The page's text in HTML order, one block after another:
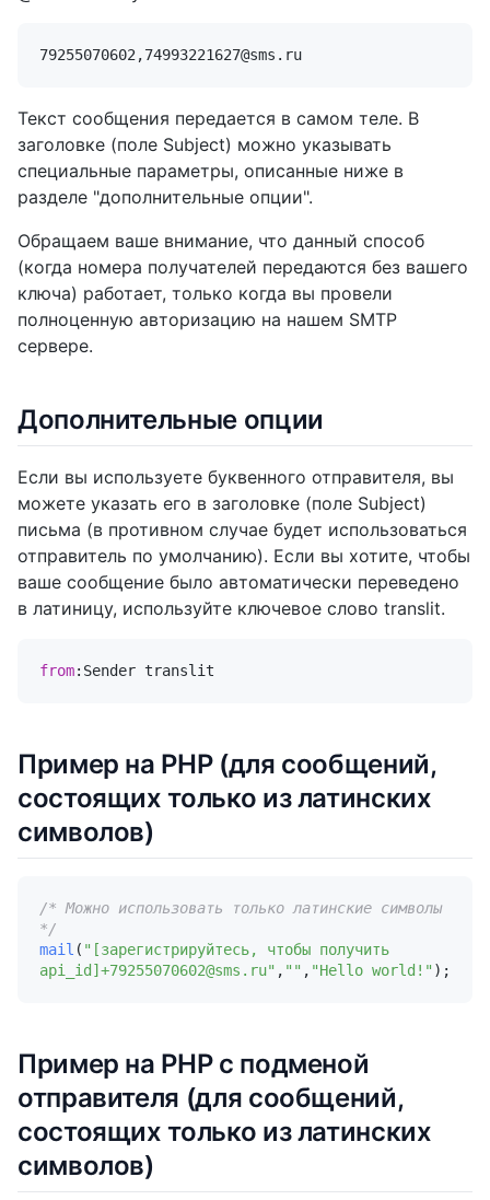
Текст сообщения передается в самом теле. В
заголовке (поле Subject) можно указывать
специальные параметры, описанные ниже в
разделе "дополнительные опции".
Обращаем ваше внимание, что данный способ
(когда номера получателей передаются без вашего
ключа) работает, только когда вы провели
полноценную авторизацию на нашем SMTP
сервере.
Дополнительные опции
Если вы используете буквенного отправителя, вы
можете указать его в заголовке (поле Subject)
письма (в противном случае будет использоваться
отправитель по умолчанию). Если вы хотите, чтобы
ваше сообщение было автоматически переведено
в латиницу, используйте ключевое слово translit.
from
Пример на PHP (для сообщений,
состоящих только из латинских
символов)
/* Можно использовать только латинские символы
*/
mail ( "[зарегистрируйтесь, чтобы получить
api_id]+79255070602@sms.ru" , "" , "Hello world!"
Пример на PHP с подменой
отправителя (для сообщений,
состоящих только из латинских
символов)